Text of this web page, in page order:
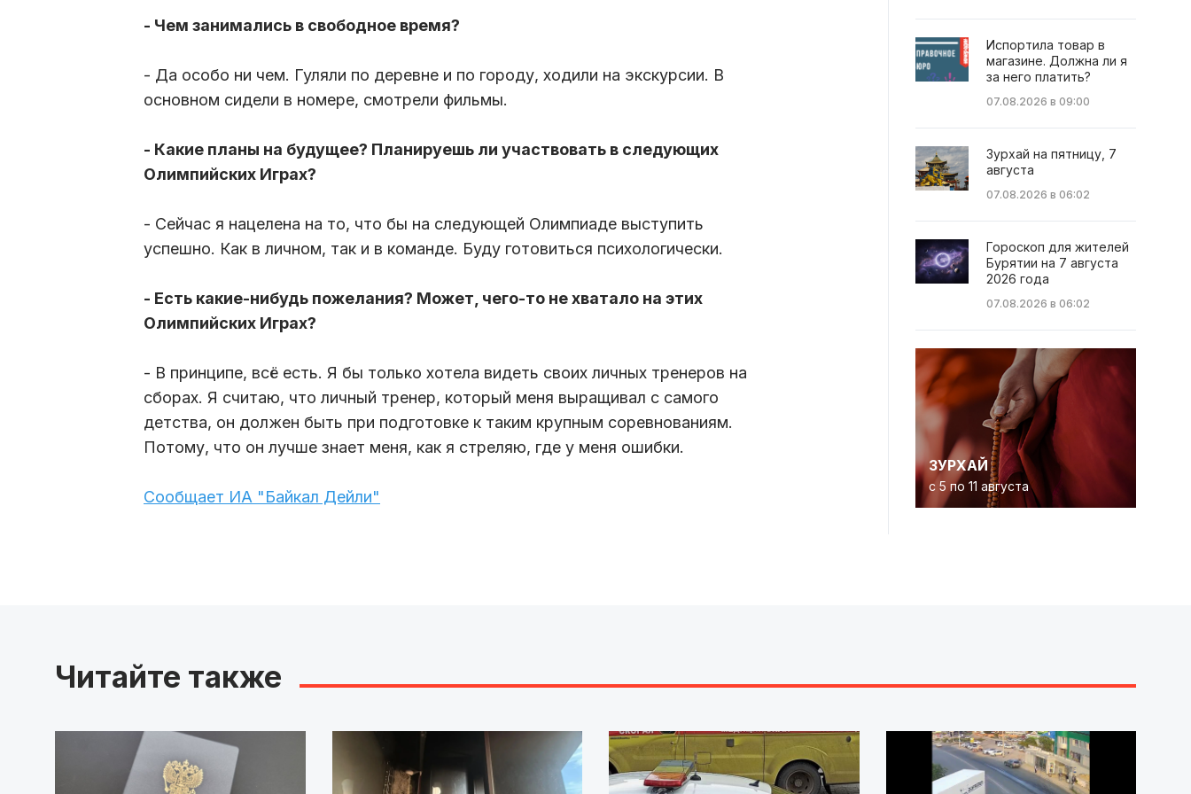
- Чем занимались в свободное время?
- Да особо ни чем. Гуляли по деревне и по городу, ходили на экскурсии. В
основном сидели в номере, смотрели фильмы.
- Какие планы на будущее? Планируешь ли участвовать в следующих
Олимпийских Играх?
- Сейчас я нацелена на то, что бы на следующей Олимпиаде выступить
успешно. Как в личном, так и в команде. Буду готовиться психологически.
- Есть какие-нибудь пожелания? Может, чего-то не хватало на этих
Олимпийских Играх?
- В принципе, всё есть. Я бы только хотела видеть своих личных тренеров на
сборах. Я считаю, что личный тренер, который меня выращивал с самого
детства, он должен быть при подготовке к таким крупным соревнованиям.
Потому, что он лучше знает меня, как я стреляю, где у меня ошибки.
Сообщает ИА "Байкал Дейли"
Испортила товар в
магазине. Должна ли я
за него платить?
07.08.2026 в 09:00
Зурхай на пятницу, 7
августа
07.08.2026 в 06:02
Гороскоп для жителей
Бурятии на 7 августа
2026 года
07.08.2026 в 06:02
ЗУРХАЙ
с 5 по 11 августа
Читайте также